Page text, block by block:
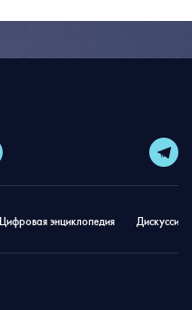
Цифровая энциклопедия